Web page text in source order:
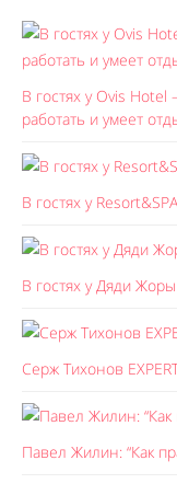
В гостях у Ovis
работать и умеет
В гостях у
В гостях у Дяди Жоры
Серж Тихонов
Павел Жилин: “Как